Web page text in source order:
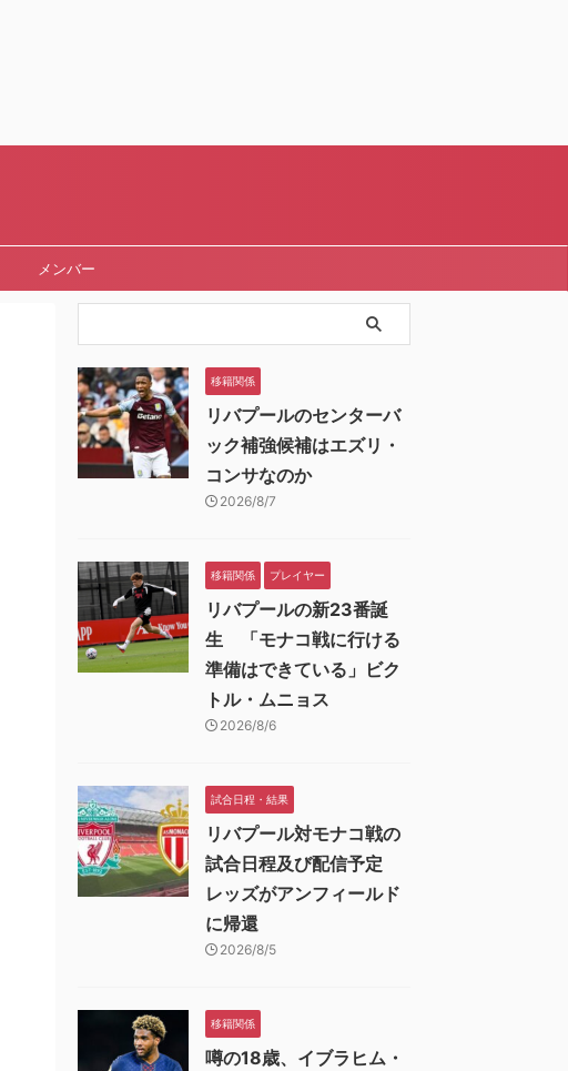
メンバー
移籍関係
リバプールのセンターバ
ック補強候補はエズリ・
コンサなのか
2026/8/7
移籍関係 プレイヤー
リバプールの新23番誕
生 「モナコ戦に行ける
準備はできている」ビク
トル・ムニョス
2026/8/6
試合日程・結果
リバプール対モナコ戦の
試合日程及び配信予定
レッズがアンフィールド
に帰還
2026/8/5
移籍関係
噂の18歳、イブラヒム・